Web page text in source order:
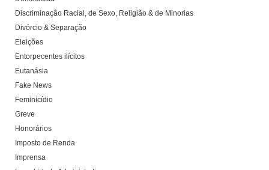
Discriminação Racial, de Sexo, Religião & de Minorias
Divórcio & Separação
Eleições
Entorpecentes ilícitos
Eutanásia
Fake News
Feminicídio
Greve
Honorários
Imposto de Renda
Imprensa